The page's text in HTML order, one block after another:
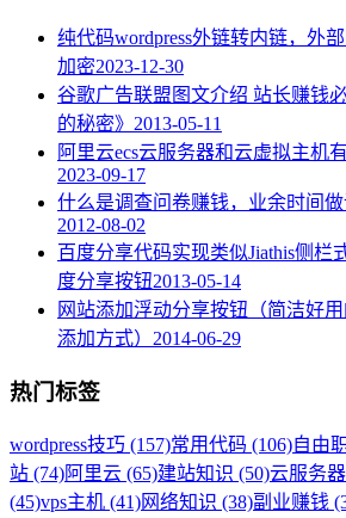
纯代码wordpress外链转内链，外
加密2023-12-30
谷歌广告联盟图文介绍 站长赚钱
的秘密》 2013-05-11
阿里云ecs云服务器和云虚拟主机
2023-09-17
什么是调查问卷赚钱，业余时间做
2012-08-02
百度分享代码实现类似Jiathis侧栏
度分享按钮2013-05-14
网站添加浮动分享按钮（简洁好
添加方式） 2014-06-29
热门标签
wordpress技巧 (157)常用代码 (106)自由
站 (74)阿里云 (65)建站知识 (50)云服务
(45)vps主机 (41)网络知识 (38)副业赚钱